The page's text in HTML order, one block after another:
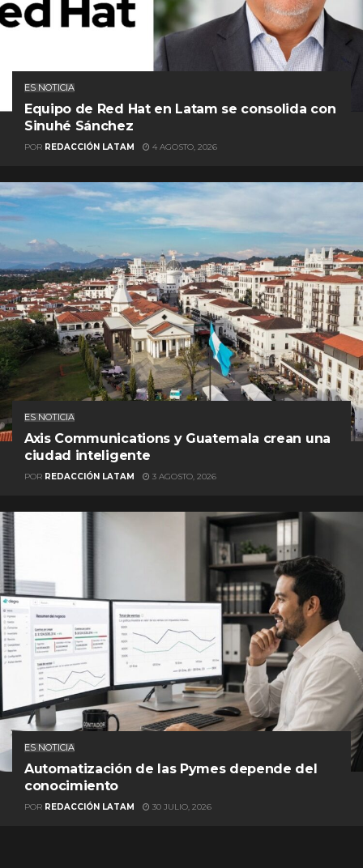
ES NOTICIA
Equipo de Red Hat en Latam se consolida con
Sinuhé Sánchez
POR REDACCIÓN LATAM 4 AGOSTO, 2026
ES NOTICIA
Axis Communications y Guatemala crean una
ciudad inteligente
POR REDACCIÓN LATAM 3 AGOSTO, 2026
ES NOTICIA
Automatización de las Pymes depende del
conocimiento
POR REDACCIÓN LATAM 30 JULIO, 2026